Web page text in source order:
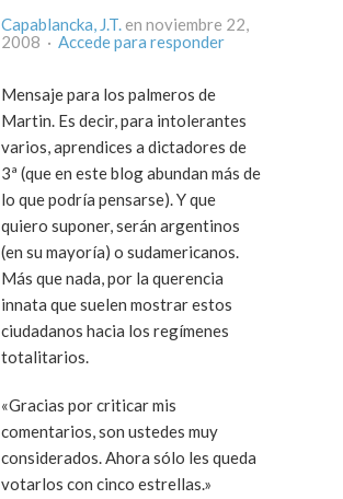
Capablancka, J.T. en noviembre 22,
2008 · Accede para responder
Mensaje para los palmeros de
Martin. Es decir, para intolerantes
varios, aprendices a dictadores de
3ª (que en este blog abundan más de
lo que podría pensarse). Y que
quiero suponer, serán argentinos
(en su mayoría) o sudamericanos.
Más que nada, por la querencia
innata que suelen mostrar estos
ciudadanos hacia los regímenes
totalitarios.
«Gracias por criticar mis
comentarios, son ustedes muy
considerados. Ahora sólo les queda
votarlos con cinco estrellas.»